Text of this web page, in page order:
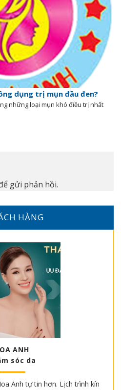
dụng trị mụn đầu đen?
những loại mụn khó điều trị nhất
gửi phản hồi.
HÀNG
ANH
sóc da
Anh tự tin hơn. Lịch trình kín